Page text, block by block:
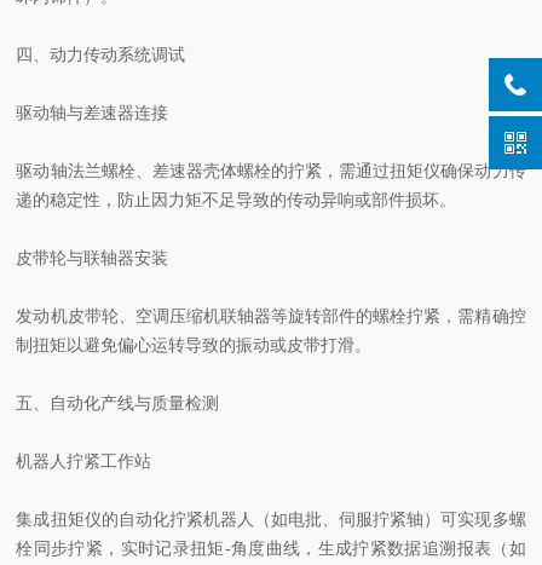
四、动力传动系统调试
驱动轴与差速器连接
驱动轴法兰螺栓、差速器壳体螺栓的拧紧，需通过扭矩仪确保动力传
递的稳定性，防止因力矩不足导致的传动异响或部件损坏。
皮带轮与联轴器安装
发动机皮带轮、空调压缩机联轴器等旋转部件的螺栓拧紧，需精确控
制扭矩以避免偏心运转导致的振动或皮带打滑。
五、自动化产线与质量检测
机器人拧紧工作站
集成扭矩仪的自动化拧紧机器人（如电批、伺服拧紧轴）可实现多螺
栓同步拧紧，实时记录扭矩-角度曲线，生成拧紧数据追溯报表（如